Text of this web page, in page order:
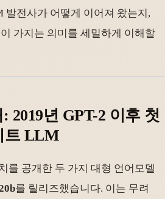
발전사가 어떻게 이어져 왔는지,
가지는 의미를 세밀하게 이해할
2019년 GPT-2 이후 첫
트 LLM
를 공개한 두 가지 대형 언어모델
를 릴리즈했습니다. 이는 무려